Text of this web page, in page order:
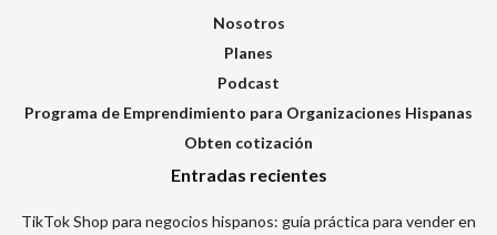
Nosotros
Planes
Podcast
Programa de Emprendimiento para Organizaciones Hispanas
Obten cotización
Entradas recientes
TikTok Shop para negocios hispanos: guía práctica para vender en